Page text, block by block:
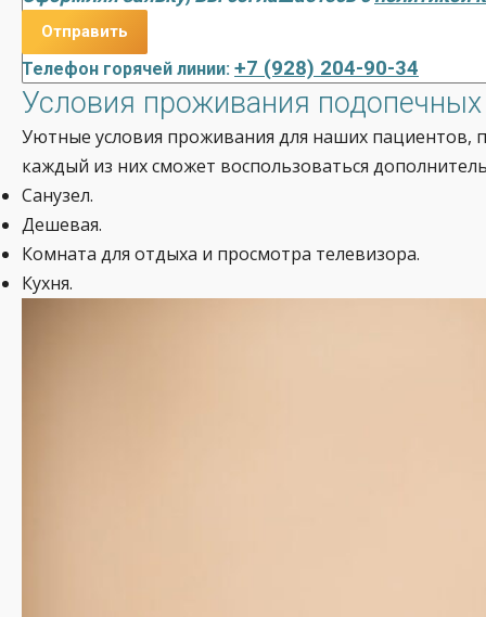
Телефон горячей линии: +7 (928) 204-90-34
Условия проживания подопечных
Уютные условия проживания для наших пациентов,
каждый из них сможет воспользоваться
Санузел.
Дешевая.
Комната для отдыха и просмотра телевизора.
Кухня.